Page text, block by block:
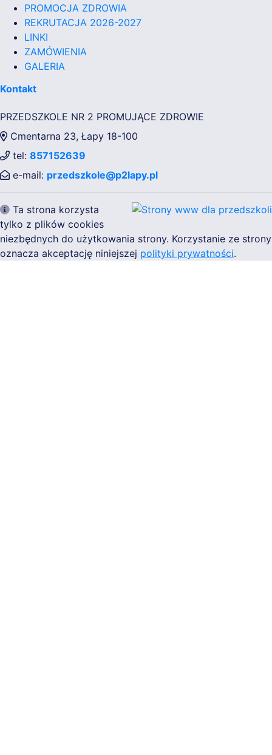
PROMOCJA ZDROWIA
REKRUTACJA 2026-2027
LINKI
ZAMÓWIENIA
GALERIA
Kontakt
PRZEDSZKOLE NR 2 PROMUJĄCE ZDROWIE
Cmentarna 23, Łapy 18-100
tel: 857152639
e-mail: przedszkole@p2lapy.pl
Ta strona korzysta
tylko z plików cookies
niezbędnych do użytkowania strony. Korzystanie ze strony
oznacza akceptację niniejszej polityki prywatności.